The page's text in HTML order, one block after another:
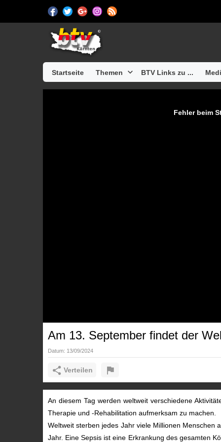
Startseite Themen BTV Links zu ...
Fehler beim
Am 13. September findet der
Datum: 13/09/2024
Verteilen
An diesem Tag werden weltweit verschiedene
Therapie und -Rehabilitation aufmerksam zu machen.
Weltweit sterben jedes Jahr viele Millionen Menschen
Jahr. Eine Sepsis ist eine Erkrankung des gesamten